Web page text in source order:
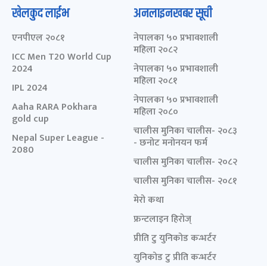
खेलकुद लाईभ
एनपीएल २०८१
ICC Men T20 World Cup
2024
IPL 2024
Aaha RARA Pokhara
gold cup
Nepal Super League -
2080
अनलाइनखबर सूची
नेपालका ५० प्रभावशाली
महिला २०८२
नेपालका ५० प्रभावशाली
महिला २०८१
नेपालका ५० प्रभावशाली
महिला २०८०
चालीस मुनिका चालीस- २०८३
- छनोट मनोनयन फर्म
चालीस मुनिका चालीस- २०८२
चालीस मुनिका चालीस- २०८१
मेरो कथा
फ्रन्टलाइन हिरोज्
प्रीति टु युनिकोड कन्भर्टर
युनिकोड टु प्रीति कन्भर्टर